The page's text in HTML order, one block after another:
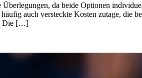
da beide Optionen
auch versteckte Kosten zutage, die
Die […]